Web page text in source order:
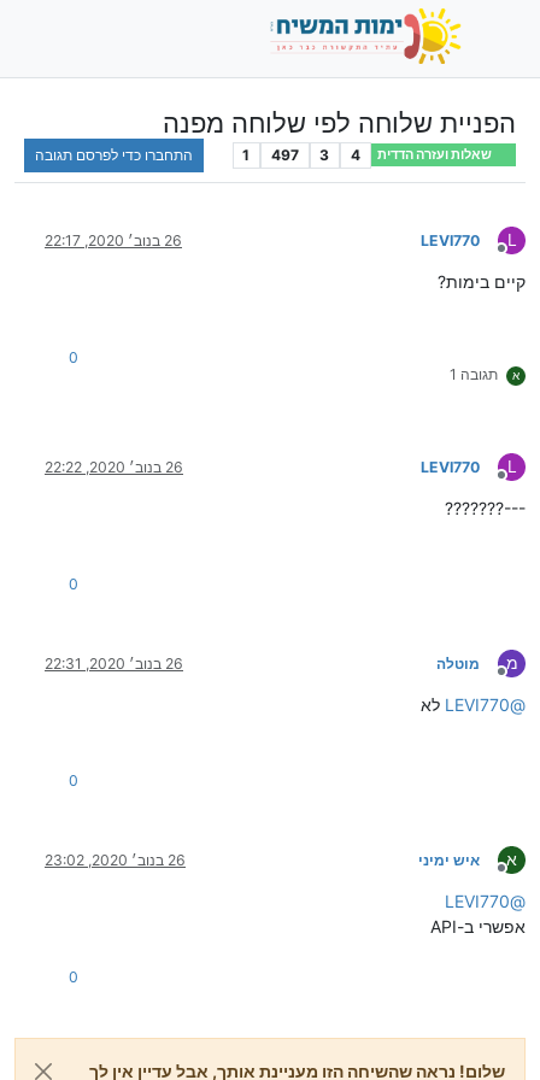
הפניית שלוחה לפי שלוחה מפנה
שאלות ועזרה הדדית 4
3
497
1 התחברו כדי לפרסם תגובה
L
מנותק
LEVI770 26 בנוב׳ 2020, 22:17
קיים בימות?
א תגובה 1
0
L
מנותק
LEVI770 26 בנוב׳ 2020, 22:22
???????---
0
מ
מנותק
מוטלה 26 בנוב׳ 2020, 22:31
@
LEVI770 לא
0
א
מנותק
איש ימיני 26 בנוב׳ 2020, 23:02
@
LEVI770
אפשרי ב-API
0
שלום! נראה שהשיחה הזו מעניינת אותך, אבל עדיין אין לך